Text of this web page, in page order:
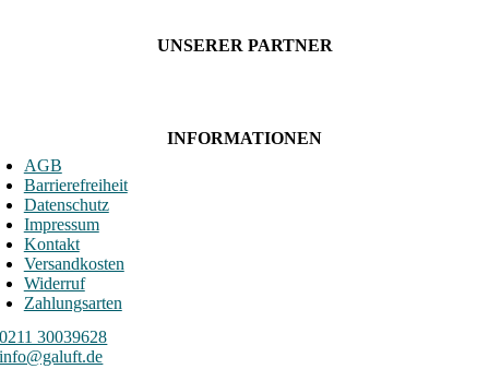
UNSERER PARTNER
INFORMATIONEN
AGB
Barrierefreiheit
Datenschutz
Impressum
Kontakt
Versandkosten
Widerruf
Zahlungsarten
0211 30039628
info@galuft.de